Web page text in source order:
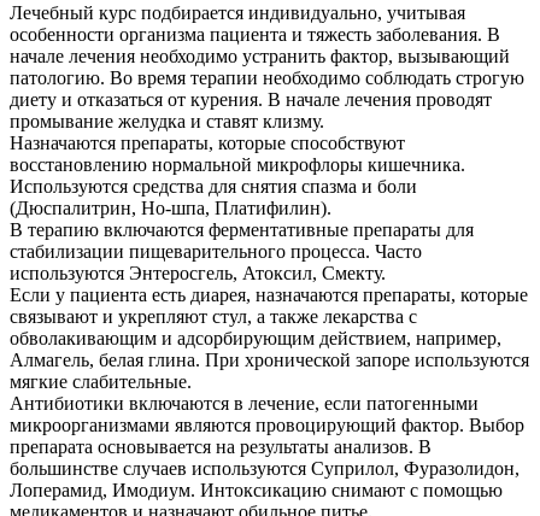
Лечебный курс подбирается индивидуально, учитывая
особенности организма пациента и тяжесть заболевания. В
начале лечения необходимо устранить фактор, вызывающий
патологию. Во время терапии необходимо соблюдать строгую
диету и отказаться от курения. В начале лечения проводят
промывание желудка и ставят клизму.
Назначаются препараты, которые способствуют
восстановлению нормальной микрофлоры кишечника.
Используются средства для снятия спазма и боли
(Дюспалитрин, Но-шпа, Платифилин).
В терапию включаются ферментативные препараты для
стабилизации пищеварительного процесса. Часто
используются Энтеросгель, Атоксил, Смекту.
Если у пациента есть диарея, назначаются препараты, которые
связывают и укрепляют стул, а также лекарства с
обволакивающим и адсорбирующим действием, например,
Алмагель, белая глина. При хронической запоре используются
мягкие слабительные.
Антибиотики включаются в лечение, если патогенными
микроорганизмами являются провоцирующий фактор. Выбор
препарата основывается на результаты анализов. В
большинстве случаев используются Суприлол, Фуразолидон,
Лоперамид, Имодиум. Интоксикацию снимают с помощью
медикаментов и назначают обильное питье.